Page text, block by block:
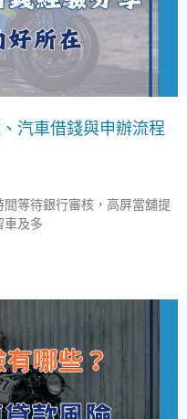
汽車借錢與申辦流程
等待銀行審核，高屏當舖提
車及多